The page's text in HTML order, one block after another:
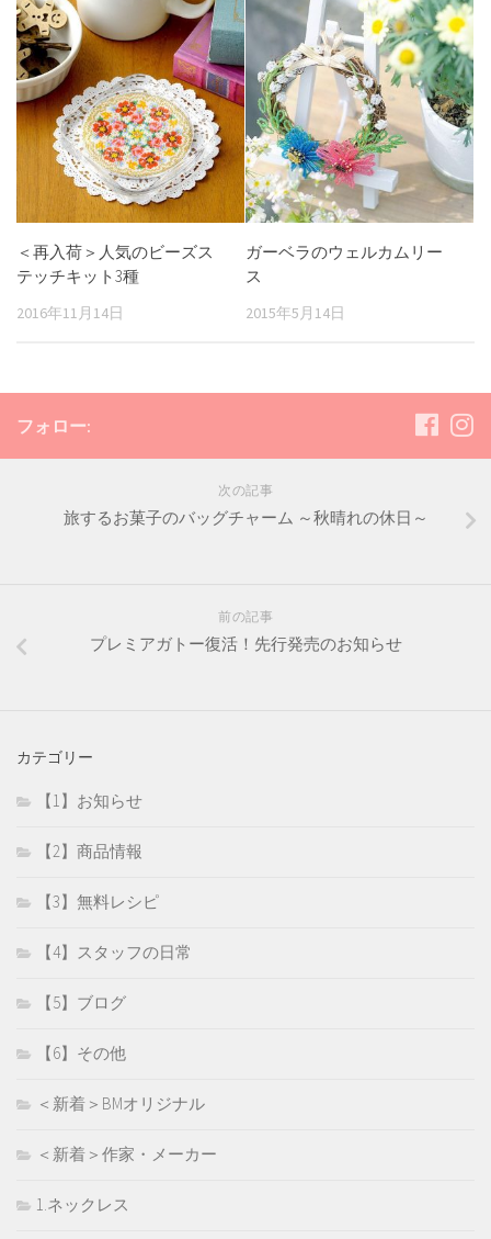
＜再入荷＞人気のビーズス
テッチキット3種
2016年11月14日
ガーベラのウェルカムリー
ス
2015年5月14日
フォロー:
次の記事
旅するお菓子のバッグチャーム ～秋晴れの休日～
前の記事
プレミアガトー復活！先行発売のお知らせ
カテゴリー
【1】お知らせ
【2】商品情報
【3】無料レシピ
【4】スタッフの日常
【5】ブログ
【6】その他
＜新着＞BMオリジナル
＜新着＞作家・メーカー
1.ネックレス